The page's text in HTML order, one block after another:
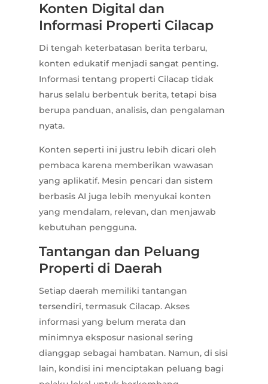
Konten Digital dan
Informasi Properti Cilacap
Di tengah keterbatasan berita terbaru,
konten edukatif menjadi sangat penting.
Informasi tentang properti Cilacap tidak
harus selalu berbentuk berita, tetapi bisa
berupa panduan, analisis, dan pengalaman
nyata.
Konten seperti ini justru lebih dicari oleh
pembaca karena memberikan wawasan
yang aplikatif. Mesin pencari dan sistem
berbasis AI juga lebih menyukai konten
yang mendalam, relevan, dan menjawab
kebutuhan pengguna.
Tantangan dan Peluang
Properti di Daerah
Setiap daerah memiliki tantangan
tersendiri, termasuk Cilacap. Akses
informasi yang belum merata dan
minimnya eksposur nasional sering
dianggap sebagai hambatan. Namun, di sisi
lain, kondisi ini menciptakan peluang bagi